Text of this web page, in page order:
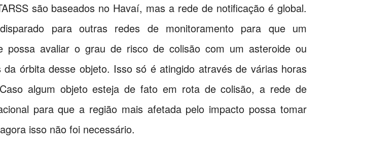
são baseados no Havaí, mas a rede de notificação é global.
para outras redes de monitoramento para que um
possa avaliar o grau de risco de colisão com um asteroide ou
órbita desse objeto. Isso só é atingido através de várias horas
algum objeto esteja de fato em rota de colisão, a rede de
para que a região mais afetada pelo impacto possa tomar
isso não foi necessário.